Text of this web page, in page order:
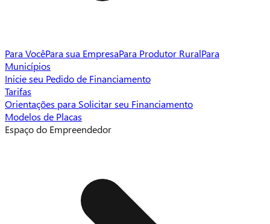
Para VocêPara sua EmpresaPara Produtor RuralPara
Municípios
Inicie seu Pedido de Financiamento
Tarifas
Orientações para Solicitar seu Financiamento
Modelos de Placas
Espaço do Empreendedor